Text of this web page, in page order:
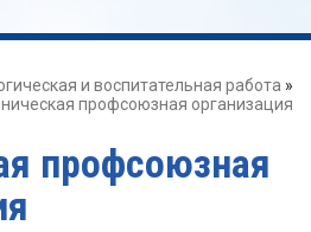
и воспитательная работа »
профсоюзная организация
профсоюзная